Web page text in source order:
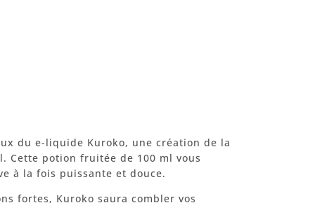
du e-liquide Kuroko, une création de la
Cette potion fruitée de 100 ml vous
à la fois puissante et douce.
fortes, Kuroko saura combler vos